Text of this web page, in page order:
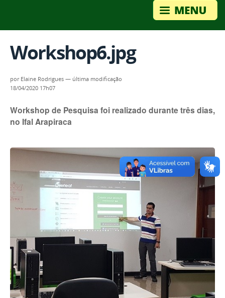
Workshop6.jpg
por Elaine Rodrigues — última modificação
18/04/2020 17h07
Workshop de Pesquisa foi realizado durante três dias,
no Ifal Arapiraca